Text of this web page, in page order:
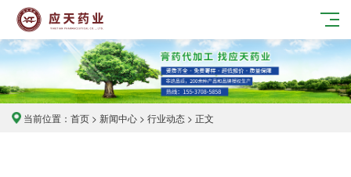
当前位置： 首页 > 新闻中心 > 行业动态 > 正文